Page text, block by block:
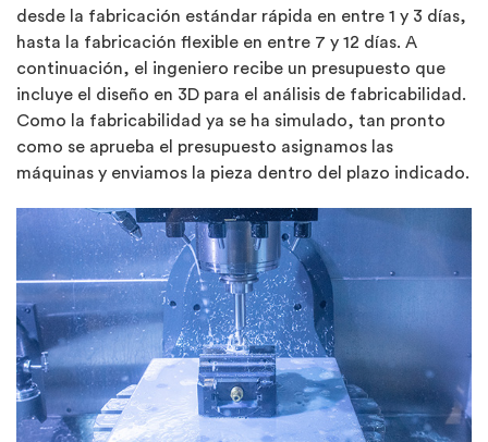
desde la fabricación estándar rápida en entre 1 y 3 días,
hasta la fabricación flexible en entre 7 y 12 días. A
continuación, el ingeniero recibe un presupuesto que
incluye el diseño en 3D para el análisis de fabricabilidad.
Como la fabricabilidad ya se ha simulado, tan pronto
como se aprueba el presupuesto asignamos las
máquinas y enviamos la pieza dentro del plazo indicado.